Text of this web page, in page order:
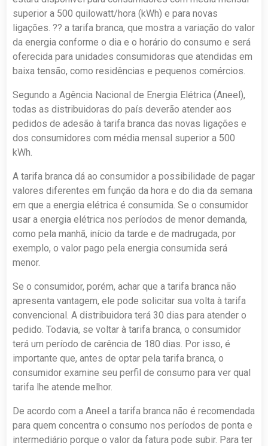
superior a 500 quilowatt/hora (kWh) e para novas
ligações. ?? a tarifa branca, que mostra a variação do valor
da energia conforme o dia e o horário do consumo e será
oferecida para unidades consumidoras que atendidas em
baixa tensão, como residências e pequenos comércios.
Segundo a Agência Nacional de Energia Elétrica (Aneel),
todas as distribuidoras do país deverão atender aos
pedidos de adesão à tarifa branca das novas ligações e
dos consumidores com média mensal superior a 500
kWh.
A tarifa branca dá ao consumidor a possibilidade de pagar
valores diferentes em função da hora e do dia da semana
em que a energia elétrica é consumida. Se o consumidor
usar a energia elétrica nos períodos de menor demanda,
como pela manhã, início da tarde e de madrugada, por
exemplo, o valor pago pela energia consumida será
menor.
Se o consumidor, porém, achar que a tarifa branca não
apresenta vantagem, ele pode solicitar sua volta à tarifa
convencional. A distribuidora terá 30 dias para atender o
pedido. Todavia, se voltar à tarifa branca, o consumidor
terá um período de carência de 180 dias. Por isso, é
importante que, antes de optar pela tarifa branca, o
consumidor examine seu perfil de consumo para ver qual
tarifa lhe atende melhor.
De acordo com a Aneel a tarifa branca não é recomendada
para quem concentra o consumo nos períodos de ponta e
intermediário porque o valor da fatura pode subir. Para ter